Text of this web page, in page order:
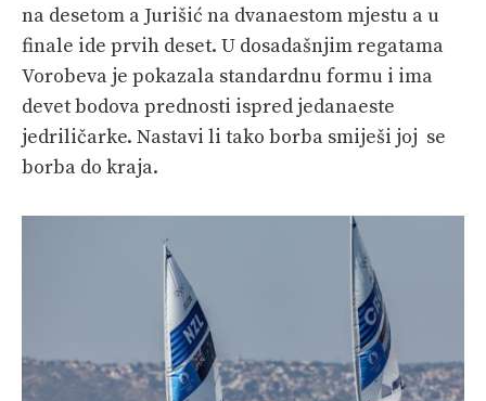
na desetom a Jurišić na dvanaestom mjestu a u
finale ide prvih deset. U dosadašnjim regatama
Vorobeva je pokazala standardnu formu i ima
devet bodova prednosti ispred jedanaeste
jedriličarke. Nastavi li tako borba smiješi joj se
borba do kraja.